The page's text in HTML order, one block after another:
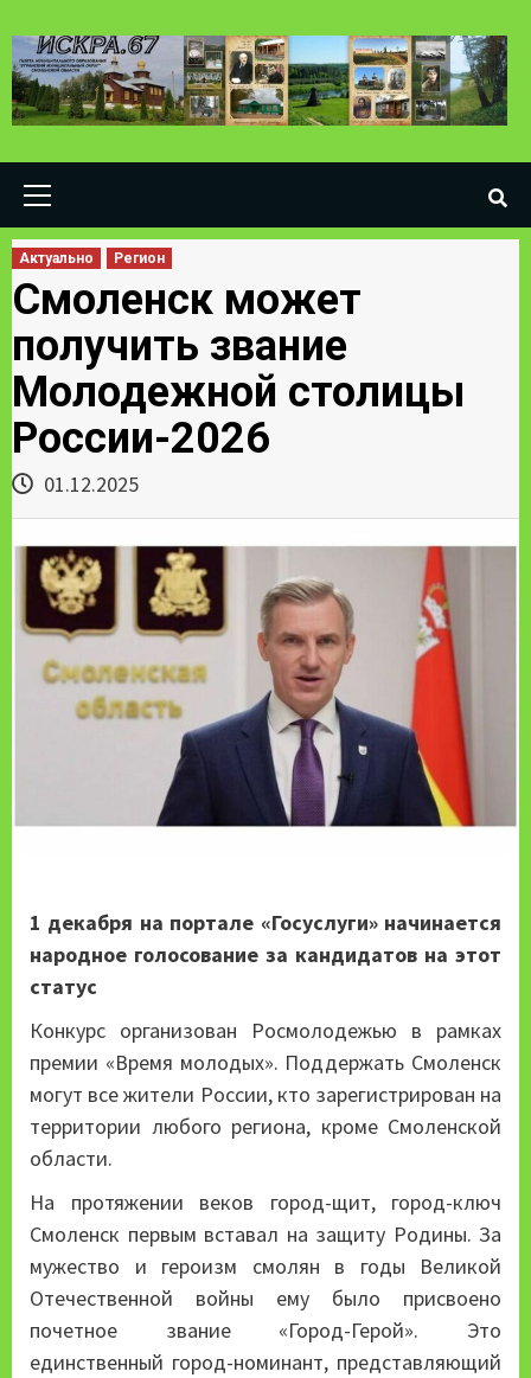
to
content
Актуально Регион
Смоленск может
получить звание
Молодежной столицы
России-2026
01.12.2025
1 декабря на портале «Госуслуги» начинается
народное голосование за кандидатов на этот
статус
Конкурс организован Росмолодежью в рамках
премии «Время молодых». Поддержать Смоленск
могут все жители России, кто зарегистрирован на
территории любого региона, кроме Смоленской
области.
На протяжении веков город-щит, город-ключ
Смоленск первым вставал на защиту Родины. За
мужество и героизм смолян в годы Великой
Отечественной войны ему было присвоено
почетное звание «Город-Герой». Это
единственный город-номинант, представляющий